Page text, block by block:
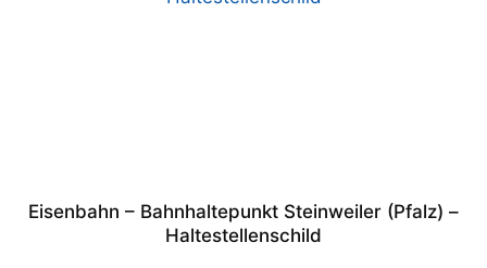
Eisenbahn – Bahnhaltepunkt Steinweiler (Pfalz) –
Haltestellenschild